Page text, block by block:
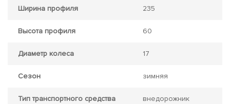
Ширина профиля 235
Высота профиля 60
Диаметр колеса 17
Сезон зимняя
Тип транспортного средства внедорожник